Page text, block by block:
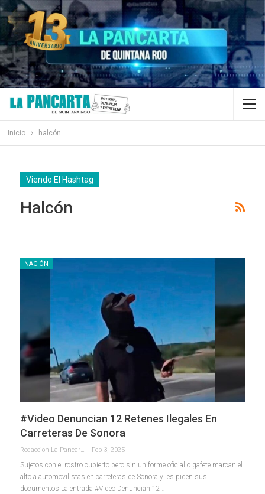
Inicio halcón
Viendo El Hashtag
Halcón
NACIÓN
#Video Denuncian 12 Retenes Ilegales En
Carreteras De Sonora
Redaccion La Pancarta De Quintana Roo Feb 3, 2025
Sujetos con el rostro cubierto pero sin uniforme oficial o gafete marcan el
alto a automovilistas en carreteras de Sonora y les piden sus
documentos La entrada #Video Denuncian 12…